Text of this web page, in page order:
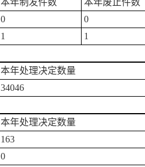
0
0
1
1
本年处理决定数量
34046
本年处理决定数量
163
0